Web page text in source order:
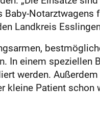
Landkreis
In einem speziellen
werden.
Patient schon